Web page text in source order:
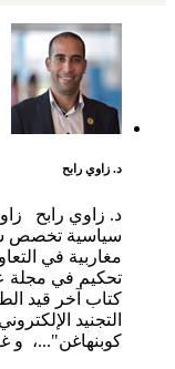
د. زاوي رابح
تحكيم في مجلة
كتاب آخر قيد
التجنيد
كوبنهاغن"...، و